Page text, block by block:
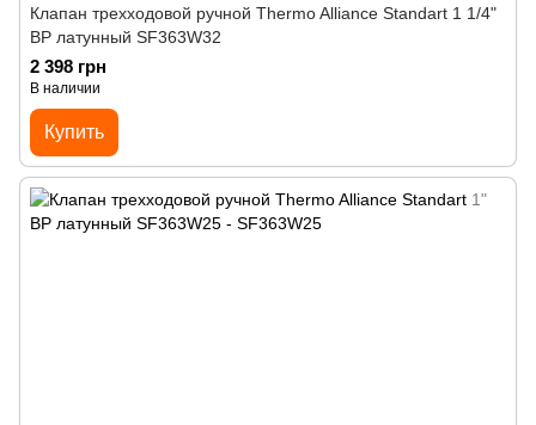
Клапан трехходовой ручной Thermo Alliance Standart 1 1/4"
ВР латунный SF363W32
2 398 грн
В наличии
Купить